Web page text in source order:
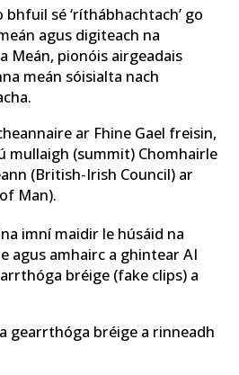
sé ‘ríthábhachtach’ go
agus digiteach na
Meán, pionóis airgeadais
meán sóisialta nach
ar Fhine Gael freisin,
mullaigh (summit) Chomhairle
(British-Irish Council) ar
Man).
imní maidir le húsáid na
agus amhairc a ghintear AI
bréige (fake clips) a
gearrthóga bréige a rinneadh